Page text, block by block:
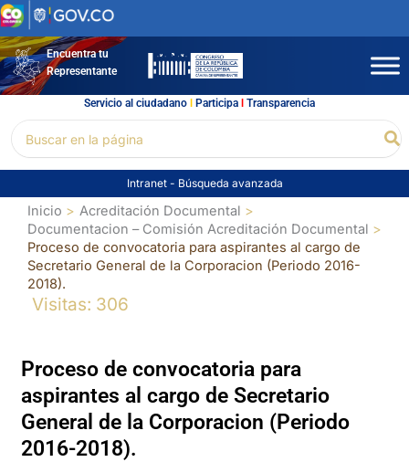
Ir
al
contenidoEncuentra tu
Representante
Servicio al ciudadano l Participal Transparencia
por:
Intranet - Búsqueda avanzada
Inicio
Acreditación Documental
Documentacion – Comisión Acreditación Documental
Proceso de convocatoria para aspirantes al cargo de
Secretario General de la Corporacion (Periodo 2016-
2018).
Visitas: 306
Proceso de convocatoria para
aspirantes al cargo de Secretario
General de la Corporacion (Periodo
2016-2018).